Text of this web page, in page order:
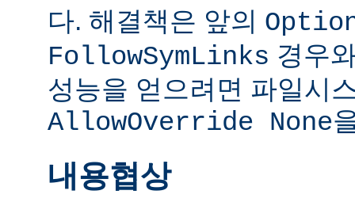
다. 해결책은 앞의
FollowSymLinks 경우
성능을 얻으려면 파일시
AllowOverride None
내용협상